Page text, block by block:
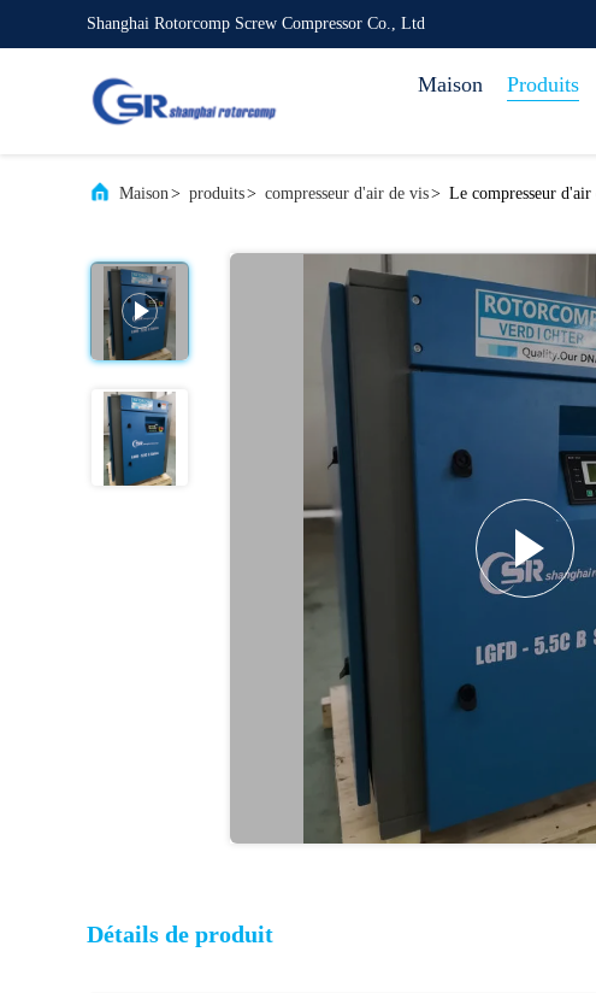
Shanghai Rotorcomp Screw Compressor Co., Ltd
Maison Produits
Maison> produits> compresseur d'air de vis> Le compresseur
Détails de produit